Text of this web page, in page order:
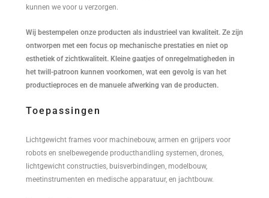
kunnen we voor u verzorgen.
Wij bestempelen onze producten als industrieel van kwaliteit. Ze zijn
ontworpen met een focus op mechanische prestaties en niet op
esthetiek of zichtkwaliteit. Kleine gaatjes of onregelmatigheden in
het twill-patroon kunnen voorkomen, wat een gevolg is van het
productieproces en de manuele afwerking van de producten.
Toepassingen
Lichtgewicht frames voor machinebouw, armen en grijpers voor
robots en snelbewegende producthandling systemen, drones,
lichtgewicht constructies, buisverbindingen, modelbouw,
meetinstrumenten en medische apparatuur, en jachtbouw.